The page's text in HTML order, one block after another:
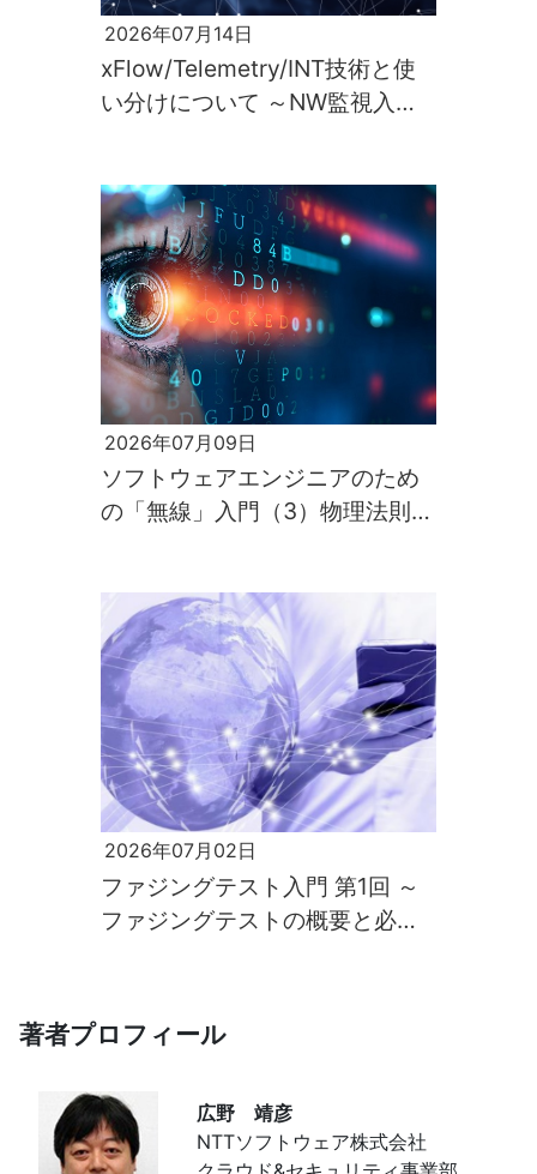
2026年07月14日
xFlow/Telemetry/INT技術と使
い分けについて ～NW監視入門
2026年07月09日
ソフトウェアエンジニアのため
の「無線」入門（3）物理法則が
2026年07月02日
ファジングテスト入門 第1回 ～
ファジングテストの概要と必要
著者プロフィール
広野 靖彦
NTTソフトウェア株式会社